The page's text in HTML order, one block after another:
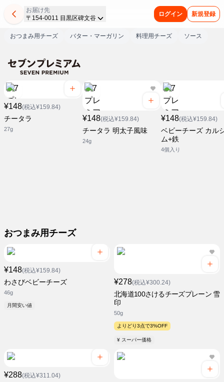
お届け先
〒154-0011 目黒区碑文谷
ログイン 新規登録
おつまみ用チーズ バター・マーガリン 料理用チーズ ソース
¥148(税込¥159.84)
チータラ
27g
¥148(税込¥159.84)
チータラ 明太子風味
24g
¥148(税込¥159.84)
ベビーチーズ カル
ム+鉄
4個入り
おつまみ用チーズ
¥148(税込¥159.84)
わさびベビーチーズ
46g
月間安い値
¥278(税込¥300.24)
北海道100さけるチーズプレーン 雪
印
50g
よりどり3点で3%OFF
¥ スーパー価格
¥288(税込¥311.04)